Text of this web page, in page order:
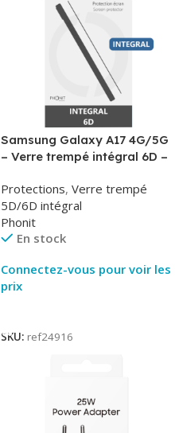
Samsung Galaxy A17 4G/5G
– Verre trempé intégral 6D –
Protections, Verre trempé
5D/6D intégral
Phonit
En stock
Connectez-vous pour voir les
prix
SKU: ref24916